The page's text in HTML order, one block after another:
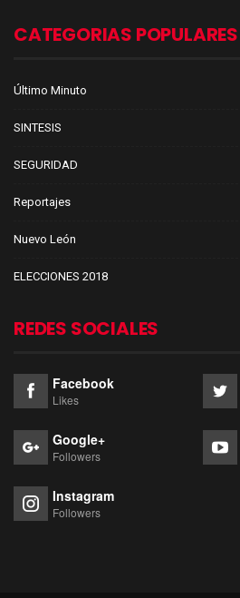
CATEGORIAS POPULARES
Último Minuto
SINTESIS
SEGURIDAD
Reportajes
Nuevo León
ELECCIONES 2018
REDES SOCIALES
Facebook
Likes
Google+
Followers
Instagram
Followers